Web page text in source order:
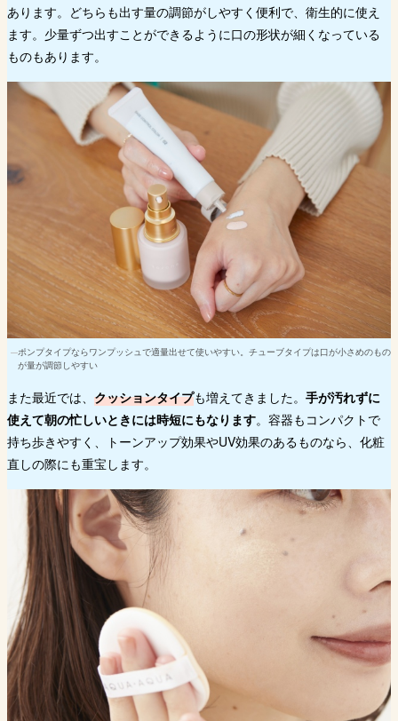
あります。どちらも出す量の調節がしやすく便利で、衛生的に使え
ます。少量ずつ出すことができるように口の形状が細くなっている
ものもあります。
ポンプタイプならワンプッシュで適量出せて使いやすい。チューブタイプは口が小さめのもの
が量が調節しやすい
また最近では、 クッションタイプも増えてきました。 手が汚れずに
使えて朝の忙しいときには時短にもなります。容器もコンパクトで
持ち歩きやすく、トーンアップ効果やUV効果のあるものなら、化粧
直しの際にも重宝します。